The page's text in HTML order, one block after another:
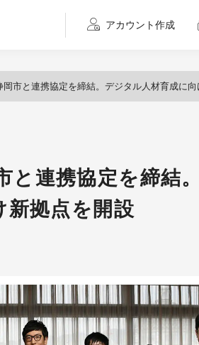
アカウント作成
市と連携協定を締結。デジタル人材育成に向け
連携協定を締結
新拠点を開設